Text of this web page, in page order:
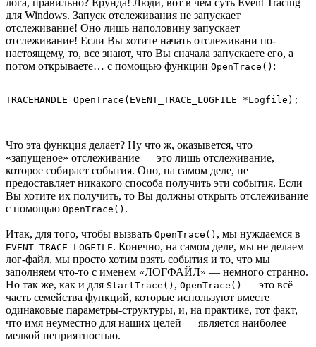
для Windows. Запуск отслеживания не запускает
отслеживание! Оно лишь наполовину запускает
отслеживание! Если Вы хотите начать отслеживани по-
настоящему, то, все знают, что Вы сначала запускаете его, а
потом открываете… с помощью функции OpenTrace() :
Что эта функция делает? Ну что ж, оказывется, что
«запущеное» отслеживание — это лишь отслеживание,
которое собирает события. Оно, на самом деле, не
предоставляет никакого способа получить эти события. Если
Вы хотите их получить, то Вы должны открыть отслеживание
с помощью OpenTrace() .
Итак, для того, чтобы вызвать OpenTrace() , мы нуждаемся в
EVENT_TRACE_LOGFILE. Конечно, на самом деле, мы не делаем
лог-файл, мы просто хотим взять события и то, что мы
заполняем что-то с именем «ЛОГФАЙЛ» — немного странно.
Но так же, как и для StartTrace() , OpenTrace() — это всё
часть семейства функций, которые используют вместе
одинаковые параметры-структуры, и, на практике, тот факт,
что имя неуместно для наших целей — является наиболее
мелкой неприятностью.